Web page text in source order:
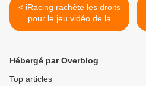
< iRacing rachète les droits
pour le jeu vidéo de la
Nascar
Hébergé par Overblog
Top articles